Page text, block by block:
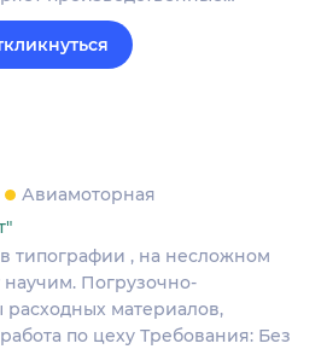
Авиамоторная
типографии , на несложном
Погрузочно-
расходных материалов,
по цеху Требования: Без